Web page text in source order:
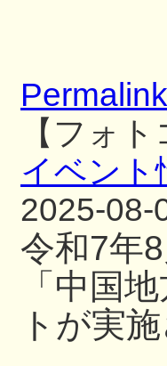
Permalink
【フォ
イベント
2025-08-
令和7年
「中国
トが実